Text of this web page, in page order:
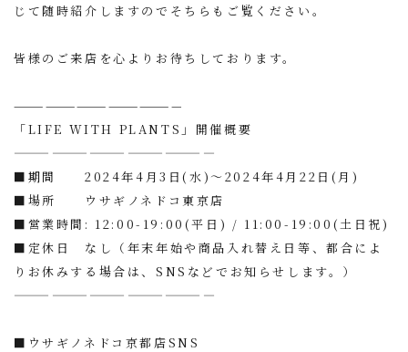
じて随時紹介しますのでそちらもご覧ください。
皆様のご来店を心よりお待ちしております。
————————————————
「LIFE WITH PLANTS」開催概要
————————————————
■期間 2024年4月3日(水)〜2024年4月22日(月)
■場所 ウサギノネドコ東京店
■営業時間: 12:00-19:00(平日) / 11:00-19:00(土日祝)
■定休日 なし（年末年始や商品入れ替え日等、都合によ
りお休みする場合は、SNSなどでお知らせします。）
————————————————
■ウサギノネドコ京都店SNS